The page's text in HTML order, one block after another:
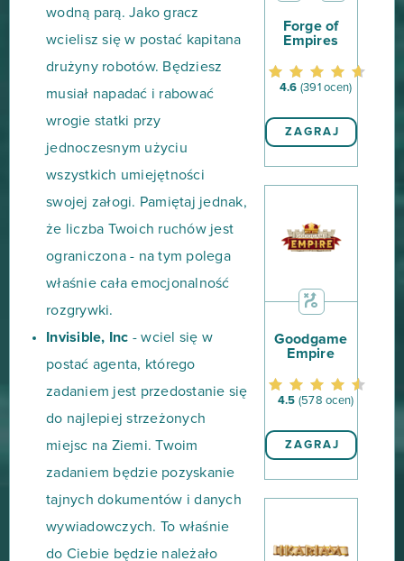
wodną parą. Jako gracz
wcielisz się w postać kapitana
drużyny robotów. Będziesz
musiał napadać i rabować
wrogie statki przy
jednoczesnym użyciu
wszystkich umiejętności
swojej załogi. Pamiętaj jednak,
że liczba Twoich ruchów jest
ograniczona - na tym polega
właśnie cała emocjonalność
rozgrywki.
Invisible, Inc - wciel się w
postać agenta, którego
zadaniem jest przedostanie się
do najlepiej strzeżonych
miejsc na Ziemi. Twoim
zadaniem będzie pozyskanie
tajnych dokumentów i danych
wywiadowczych. To właśnie
do Ciebie będzie należało
Forge of
Empires
4.6 (391 ocen)
ZAGRAJ
Goodgame
Empire
4.5 (578 ocen)
ZAGRAJ